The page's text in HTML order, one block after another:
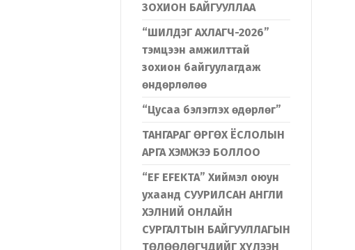
ЗОХИОН БАЙГУУЛЛАА
“ШИЛДЭГ АХЛАГЧ-2026”
тэмцээн амжилттай
зохион байгуулагдаж
өндөрлөлөө
“Цусаа бэлэглэх өдөрлөг”
ТАНГАРАГ ӨРГӨХ ЁСЛОЛЫН
АРГА ХЭМЖЭЭ БОЛЛОО
“EF EFEKTA” Хиймэл оюун
ухаанд СУУРИЛСАН АНГЛИ
ХЭЛНИЙ ОНЛАЙН
СУРГАЛТЫН БАЙГУУЛЛАГЫН
ТӨЛӨӨЛӨГЧДИЙГ ХҮЛЭЭН